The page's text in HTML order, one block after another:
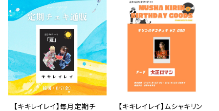
【キキレイレイ】毎月定期チ
【キキレイレイ】ムシャキリン